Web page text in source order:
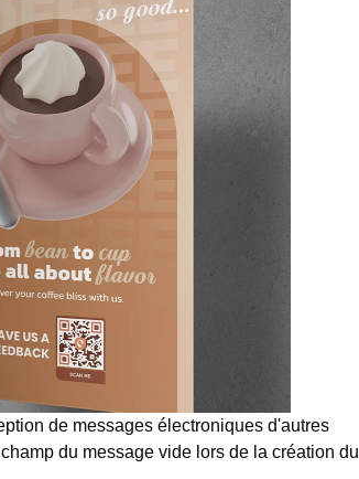
de messages électroniques d'autres
du message vide lors de la création du